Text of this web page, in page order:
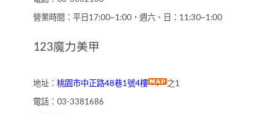
營業時間：平日17:00~1:00，週六、日：11:30~1:00
123魔力美甲
地址： 桃園市中正路48巷1號4樓
之1
電話：03-3381686